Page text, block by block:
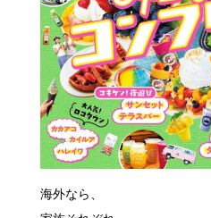
海外なら、